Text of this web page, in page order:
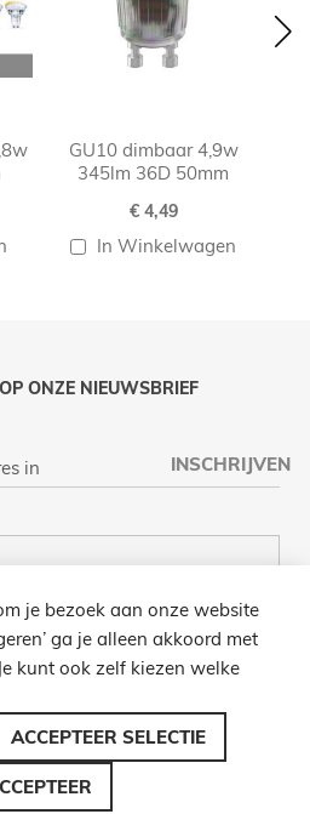
GU10 dimbaar 4,9w
345lm 36D 50mm
€ 4,49
In Winkelwagen
ONZE NIEUWSBRIEF
INSCHRIJVEN
RECHTEN VOORBEHOUDEN
je bezoek aan onze website
ga je alleen akkoord met
kunt ook zelf kiezen welke
ACCEPTEER SELECTIE